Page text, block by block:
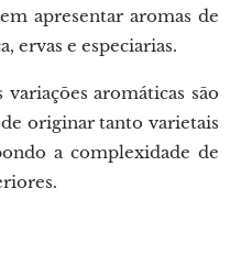
apresentar aromas de
ervas e especiarias.
aromáticas são
originar tanto varietais
a complexidade de